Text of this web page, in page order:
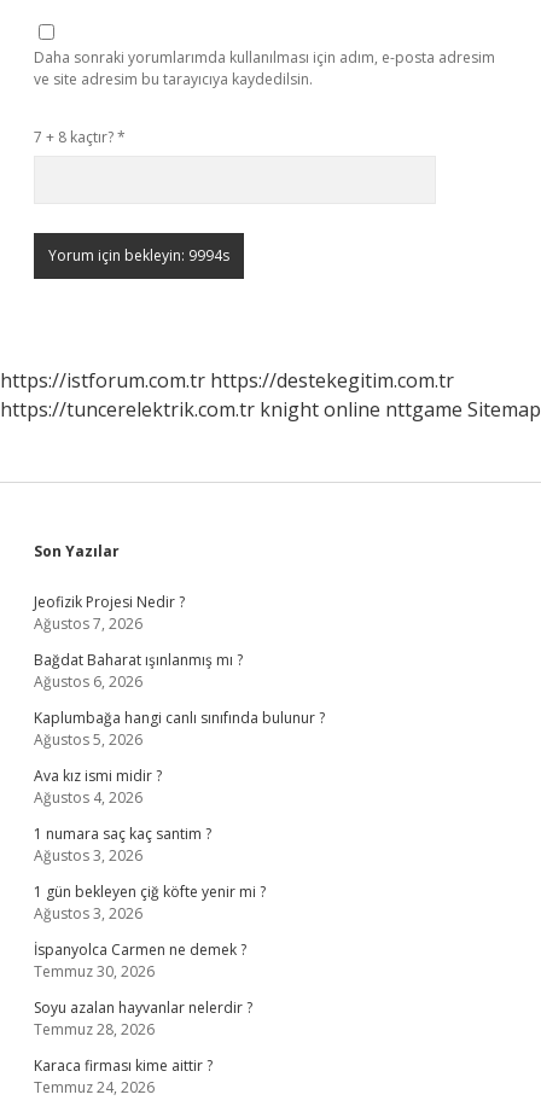
Daha sonraki yorumlarımda kullanılması için adım, e-posta adresim
ve site adresim bu tarayıcıya kaydedilsin.
7 + 8 kaçtır?*
https://istforum.com.tr https://destekegitim.com.tr
https://tuncerelektrik.com.tr knight online nttgame Sitemap
Sidebar
Son Yazılar
Jeofizik Projesi Nedir ?
Ağustos 7, 2026
Bağdat Baharat ışınlanmış mı ?
Ağustos 6, 2026
Kaplumbağa hangi canlı sınıfında bulunur ?
Ağustos 5, 2026
Ava kız ismi midir ?
Ağustos 4, 2026
1 numara saç kaç santim ?
Ağustos 3, 2026
1 gün bekleyen çiğ köfte yenir mi ?
Ağustos 3, 2026
İspanyolca Carmen ne demek ?
Temmuz 30, 2026
Soyu azalan hayvanlar nelerdir ?
Temmuz 28, 2026
Karaca firması kime aittir ?
Temmuz 24, 2026